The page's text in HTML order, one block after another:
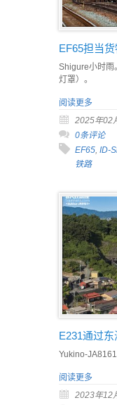
EF65担当
Shigure小时雨
灯罩）。
阅读更多
2025年02
0条评论
EF65 ID-
铁路
E231通过
Yukino-JA8161
阅读更多
2023年12